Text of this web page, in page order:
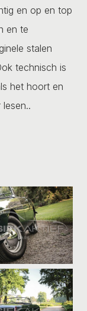
en op en top
en te
stalen
technisch is
het hoort en
lesen..